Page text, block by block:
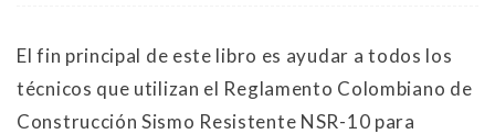
El fin principal de este libro es ayudar a todos los
técnicos que utilizan el Reglamento Colombiano de
Construcción Sismo Resistente NSR-10 para